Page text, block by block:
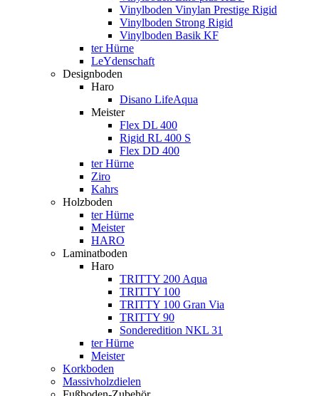
Vinylboden Vinylan Prestige Rigid
Vinylboden Strong Rigid
Vinylboden Basik KF
ter Hürne
LeYdenschaft
Designboden
Haro
Disano LifeAqua
Meister
Flex DL 400
Rigid RL 400 S
Flex DD 400
ter Hürne
Ziro
Kahrs
Holzboden
ter Hürne
Meister
HARO
Laminatboden
Haro
TRITTY 200 Aqua
TRITTY 100
TRITTY 100 Gran Via
TRITTY 90
Sonderedition NKL 31
ter Hürne
Meister
Korkboden
Massivholzdielen